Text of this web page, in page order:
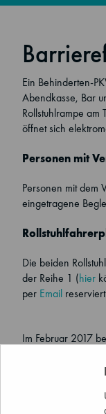
Ein Behinderten-
Abendkasse, Bar
Rollstuhlrampe
öffnet sich
Personen mit
Personen mit dem
eingetragene
Die beiden
der Reihe 1 (hier
per Email
Im Februar 2017